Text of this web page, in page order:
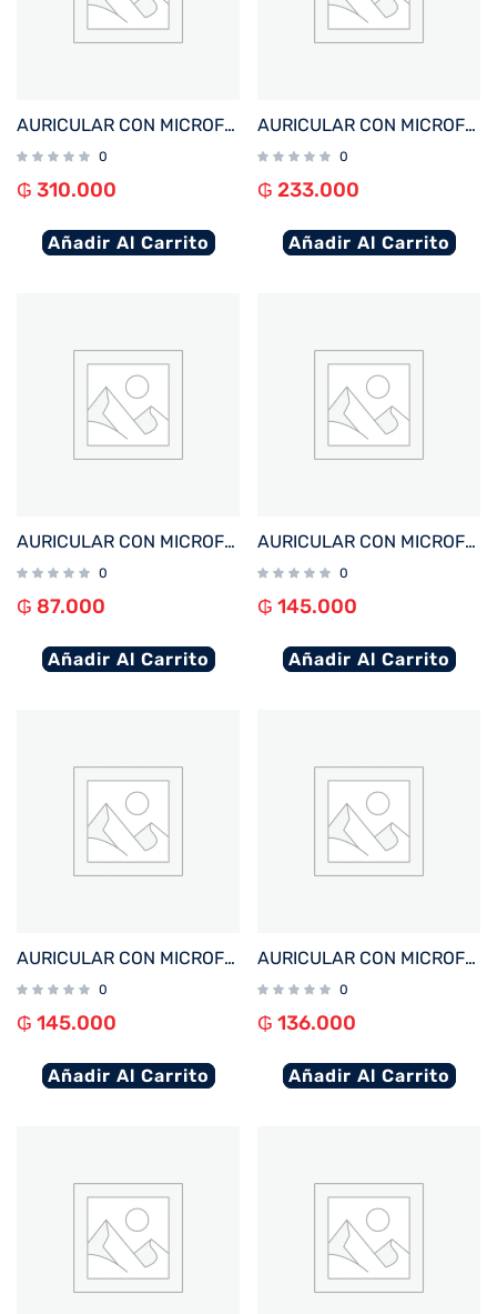
AURICULAR CON MICROFONO FTX H20-BK MIC/ANC+ENC/BT/TOUCH NEGRO
0
₲ 310.000
Añadir Al Carrito
AURICULAR CON MICROFONO FTX E09S-BK BT/MIC/TOUCH/32GB/IPX8 NEGRO
0
₲ 233.000
Añadir Al Carrito
AURICULAR CON MICROFONO FTX E07S-BK BT/MIC/TOUCH/IPX4 NEGRO
0
₲ 87.000
Añadir Al Carrito
AURICULAR CON MICROFONO FTX E97L-WH BT/MIC/TOUCH/IPX6 BLANCO C/PANT LED
0
₲ 145.000
Añadir Al Carrito
AURICULAR CON MICROFONO FTX E97L-BK BT/MIC/TOUCH/IPX6 NEGRO C/PANT LED
0
₲ 145.000
Añadir Al Carrito
AURICULAR CON MICROFONO FTX E56L-WH BT/MIC/ANC/TOUCH/IPX6 BLANCO C/PANT LED
0
₲ 136.000
Añadir Al Carrito